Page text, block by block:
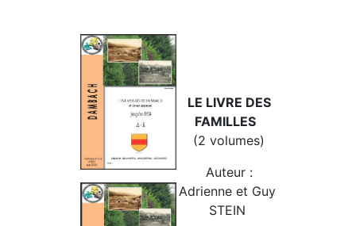
LE LIVRE DES
FAMILLES
(2 volumes)
Auteur :
Adrienne et Guy
STEIN